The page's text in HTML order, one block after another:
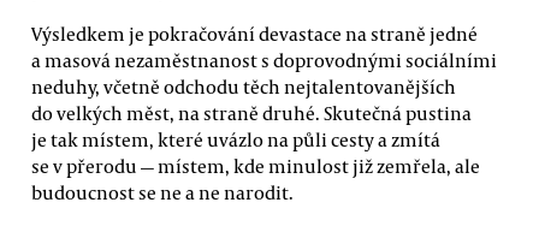
Výsledkem je pokračování devastace na straně jedné
a masová nezaměstnanost s doprovodnými sociálními
neduhy, včetně odchodu těch nejtalentovanějších
do velkých měst, na straně druhé. Skutečná pustina
je tak místem, které uvázlo na půli cesty a zmítá
se v přerodu — místem, kde minulost již zemřela, ale
budoucnost se ne a ne narodit.